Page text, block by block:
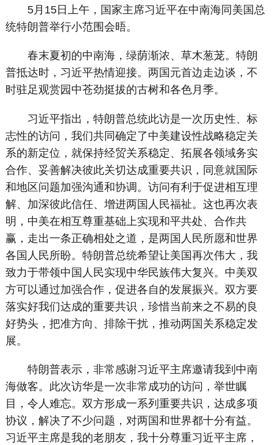
5月15日上午，国家主席习近平在中南海同美国总
统特朗普举行小范围会晤。
春末夏初的中南海，绿荫渐浓、草木葱茏。特朗
普抵达时，习近平热情迎接。两国元首边走边谈，不
时驻足观赏园中苍劲挺拔的古树和各色月季。
习近平指出，特朗普总统此访是一次历史性、标
志性的访问，我们共同确定了中美建设性战略稳定关
系的新定位，就保持经贸关系稳定、拓展各领域务实
合作、妥善解决彼此关切达成重要共识，同意就国际
和地区问题加强沟通和协调。访问有利于促进相互理
解、加深彼此信任、增进两国人民福祉。这也再次表
明，中美在相互尊重基础上实现和平共处、合作共
赢，走出一条正确相处之道，是两国人民所愿和世界
各国人民所盼。特朗普总统希望让美国再次伟大，我
致力于带领中国人民实现中华民族伟大复兴。中美双
方可以通过加强合作，促进各自的发展振兴。双方要
落实好我们达成的重要共识，珍惜当前来之不易的良
好势头，把准方向、排除干扰，推动两国关系稳定发
展。
特朗普表示，非常感谢习近平主席邀请我到中南
海做客。此次访华是一次非常成功的访问，举世瞩
目，令人难忘。双方形成一系列重要共识，达成多项
协议，解决了不少问题，对两国和世界都十分有益。
习近平主席是我的老朋友，我十分尊重习近平主席，